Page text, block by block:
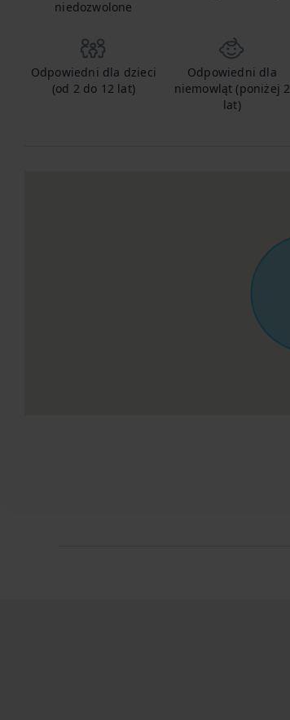
niedozwolone
Odpowiedni dla dzieci
(od 2 do 12 lat)
Odpowiedni dla
niemowląt (poniżej 2
lat)